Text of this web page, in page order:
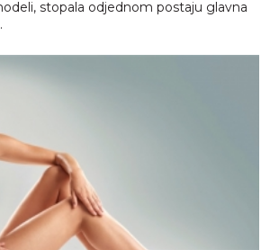
stopala odjednom postaju glavna